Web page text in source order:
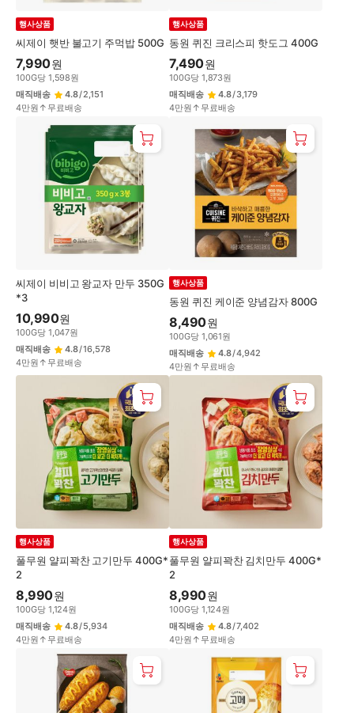
씨제이 햇반 불고기 주먹밥 500G
행사상품
7,990원
100G당 1,598원
매직배송
4.8/2,151
4만원↑무료배송
동원 퀴진 크리스피 핫도그 400G
행사상품
7,490원
100G당 1,873원
매직배송
4.8/3,179
4만원↑무료배송
씨제이 비비고 왕교자 만두 350G
*3
10,990원
100G당 1,047원
매직배송
4.8/16,578
4만원↑무료배송
동원 퀴진 케이준 양념감자 800G
행사상품
8,490원
100G당 1,061원
매직배송
4.8/4,942
4만원↑무료배송
풀무원 얄피꽉찬 고기만두 400G*
2
행사상품
8,990원
100G당 1,124원
매직배송
4.8/5,934
4만원↑무료배송
풀무원 얄피꽉찬 김치만두 400G*
2
행사상품
8,990원
100G당 1,124원
매직배송
4.8/7,402
4만원↑무료배송